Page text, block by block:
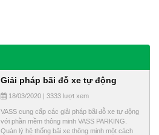
Giải pháp bãi đỗ xe tự động
18/03/2020 | 3333 lượt xem
VASS cung cấp các giải pháp bãi đỗ xe tự động
với phần mềm thông minh VASS PARKING.
Quản lý hệ thống bãi xe thông minh một cách